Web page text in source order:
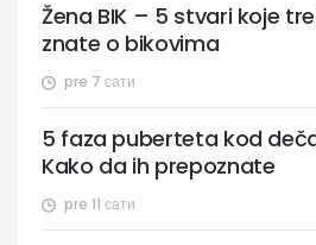
pre 7 сати
Žena BIK – 5 stvari koje
znate o bikovima
pre 11 сати
5 faza puberteta kod
Kako da ih prepoznate